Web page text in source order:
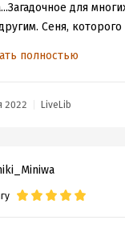
для
Сеня,
сочтет за слабость,
смешных и не
да и сам роман -
трогательно,
полностью
2022 LiveLib